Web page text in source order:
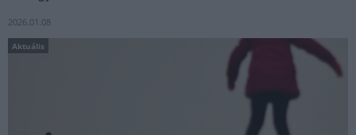
2026.01.08
Aktuális